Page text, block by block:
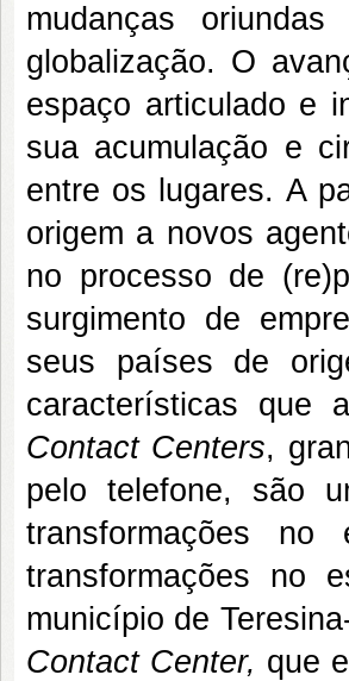
mudanças
globalização. O
espaço articulado e
sua acumulação e
entre os lugares. A
origem a novos
no processo de
surgimento de
seus países de
características que
Contact Centers,
pelo telefone, são
transformações
transformações no
município de
Contact Center, que